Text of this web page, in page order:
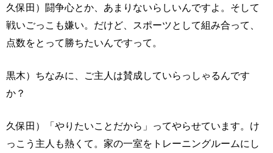
久保田）闘争心とか、あまりないらしいんですよ。そして
戦いごっこも嫌い。だけど、スポーツとして組み合って、
点数をとって勝ちたいんですって。
黒木）ちなみに、ご主人は賛成していらっしゃるんです
か？
久保田）「やりたいことだから」ってやらせています。け
っこう主人も熱くて。家の一室をトレーニングルームにし